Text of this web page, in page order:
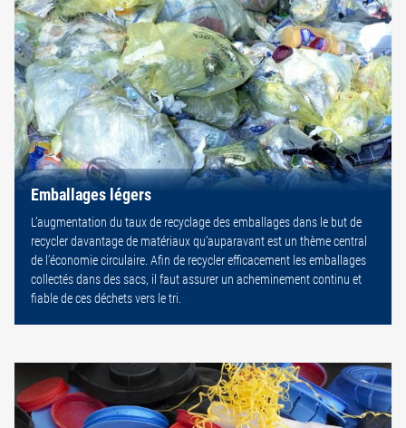
Emballages légers
L’augmentation du taux de recyclage des emballages dans le but de
recycler davantage de matériaux qu’auparavant est un thème central
de l’économie circulaire. Afin de recycler efficacement les emballages
collectés dans des sacs, il faut assurer un acheminement continu et
fiable de ces déchets vers le tri.